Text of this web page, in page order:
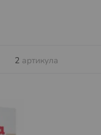
2 артикула